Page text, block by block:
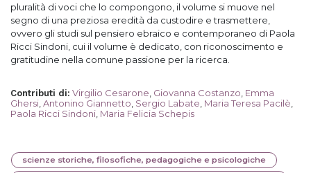
pluralità di voci che lo compongono, il volume si muove nel
segno di una preziosa eredità da custodire e trasmettere,
ovvero gli studi sul pensiero ebraico e contemporaneo di Paola
Ricci Sindoni, cui il volume è dedicato, con riconoscimento e
gratitudine nella comune passione per la ricerca.
Contributi di: Virgilio Cesarone Giovanna Costanzo Emma
Ghersi Antonino Giannetto Sergio Labate Maria Teresa Pacilè
Paola Ricci Sindoni Maria Felicia Schepis
scienze storiche, filosofiche, pedagogiche e psicologiche